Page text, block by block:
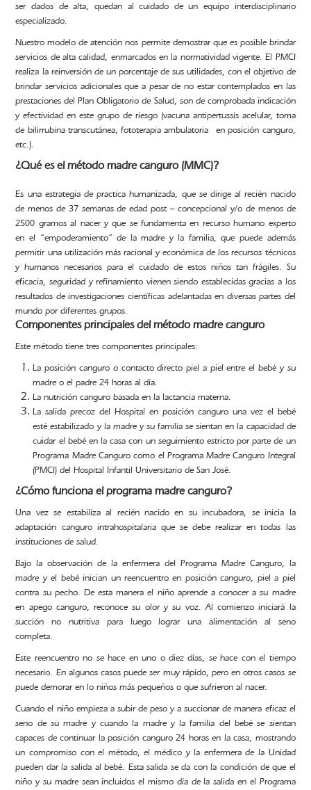
ser dados de alta, quedan al cuidado de un equipo interdisciplinario
especializado.
Nuestro modelo de atención nos permite demostrar que es posible brindar
servicios de alta calidad, enmarcados en la normatividad vigente. El PMCI
realiza la reinversión de un porcentaje de sus utilidades, con el objetivo de
brindar servicios adicionales que a pesar de no estar contemplados en las
prestaciones del Plan Obligatorio de Salud, son de comprobada indicación
y efectividad en este grupo de riesgo (vacuna antipertussis acelular, toma
de bilirrubina transcutánea, fototerapia ambulatoria en posición canguro,
etc.).
¿Qué es el método madre canguro (MMC)?
Es una estrategia de practica humanizada, que se dirige al recién nacido
de menos de 37 semanas de edad post – concepcional y/o de menos de
2500 gramos al nacer y que se fundamenta en recurso humano experto
en el “empoderamiento” de la madre y la familia, que puede además
permitir una utilización más racional y económica de los recursos técnicos
y humanos necesarios para el cuidado de estos niños tan frágiles. Su
eficacia, seguridad y refinamiento vienen siendo establecidas gracias a los
resultados de investigaciones científicas adelantadas en diversas partes del
mundo por diferentes grupos.
Componentes principales del método madre canguro
Este método tiene tres componentes principales:
La posición canguro o contacto directo piel a piel entre el bebé y su
madre o el padre 24 horas al día.
La nutrición canguro basada en la lactancia materna.
La salida precoz del Hospital en posición canguro una vez el bebé
esté estabilizado y la madre y su familia se sientan en la capacidad de
cuidar el bebé en la casa con un seguimiento estricto por parte de un
Programa Madre Canguro como el Programa Madre Canguro Integral
(PMCI) del Hospital Infantil Universitario de San José.
¿Cómo funciona el programa madre canguro?
Una vez se estabiliza al recién nacido en su incubadora, se inicia la
adaptación canguro intrahospitalaria que se debe realizar en todas las
instituciones de salud.
Bajo la observación de la enfermera del Programa Madre Canguro, la
madre y el bebé inician un reencuentro en posición canguro, piel a piel
contra su pecho. De esta manera el niño aprende a conocer a su madre
en apego canguro, reconoce su olor y su voz. Al comienzo iniciará la
succión no nutritiva para luego lograr una alimentación al seno
completa.
Este reencuentro no se hace en uno o diez días, se hace con el tiempo
necesario. En algunos casos puede ser muy rápido, pero en otros casos se
puede demorar en lo niños más pequeños o que sufrieron al nacer.
Cuando el niño empieza a subir de peso y a succionar de manera eficaz el
seno de su madre y cuando la madre y la familia del bebé se sientan
capaces de continuar la posición canguro 24 horas en la casa, mostrando
un compromiso con el método, el médico y la enfermera de la Unidad
pueden dar la salida al bebé. Esta salida se da con la condición de que el
niño y su madre sean incluidos el mismo día de la salida en el Programa